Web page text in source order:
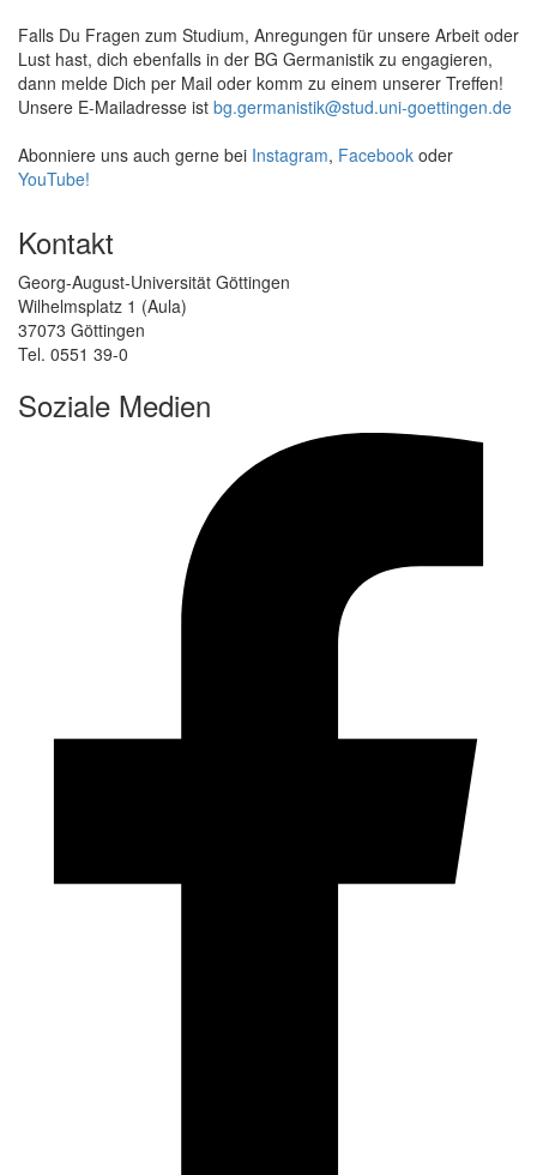
Falls Du Fragen zum Studium, Anregungen für unsere Arbeit oder
Lust hast, dich ebenfalls in der BG Germanistik zu engagieren,
dann melde Dich per Mail oder komm zu einem unserer Treffen!
Unsere E-Mailadresse ist bg.germanistik@stud.uni-goettingen.de
Abonniere uns auch gerne bei Instagram, Facebook oder
YouTube!
Kontakt
Georg-August-Universität Göttingen
Wilhelmsplatz 1 (Aula)
37073 Göttingen
Tel. 0551 39-0
Soziale Medien